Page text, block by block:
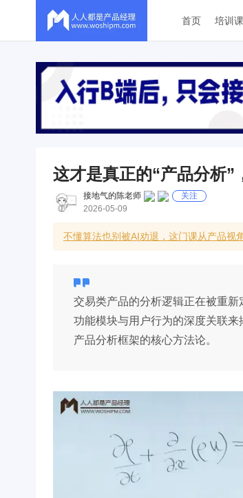
首页 培训
这才是真正的“产品分析”
接地气的陈老师
关注
2026-05-09
不懂算法也别被AI劝退，这门课从产品视
交易类产品的分析逻辑正在被重
功能模块与用户行为的深度关联
产品分析框架的核心方法论。